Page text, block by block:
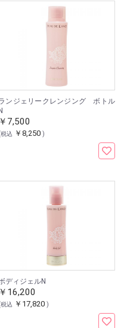
ンジェリークレンジング ボトル
￥7,500
込 ￥8,250 )
ディジェルN
￥16,200
込 ￥17,820 )